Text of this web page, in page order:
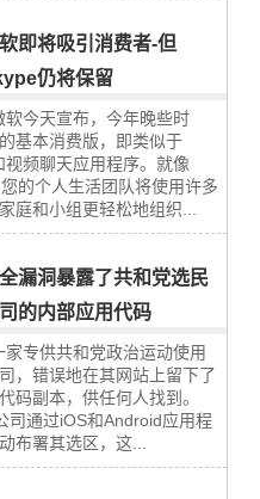
即将吸引消费者-但
仍将保留
软今天宣布，今年晚些时
基本消费版，即类似于
频聊天应用程序。就像
的个人生活团队将使用许多
庭和小组更轻松地组织...
漏洞暴露了共和党选民
的内部应用代码
家专供共和党政治运动使用
，错误地在其网站上留下了
码副本，供任何人找到。
司通过iOS和Android应用程
布署其选区，这...